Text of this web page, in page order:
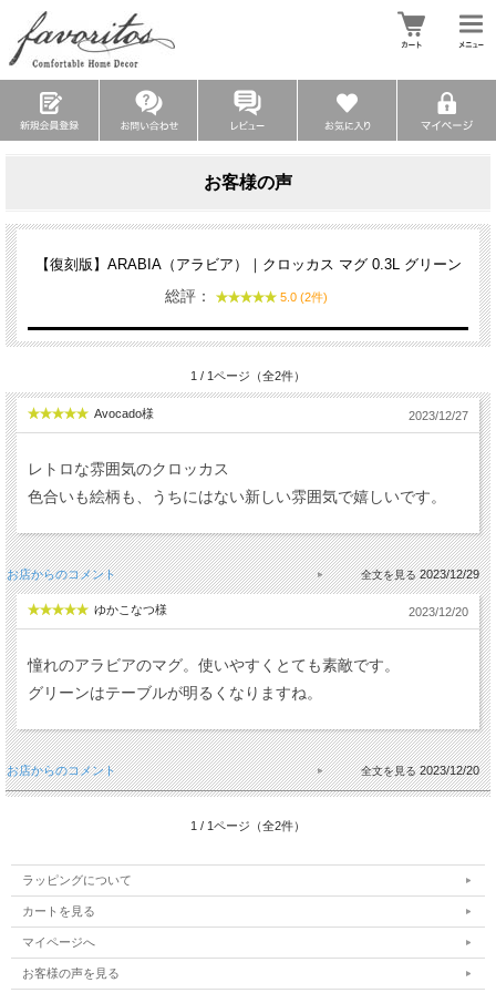
お客様の声
【復刻版】ARABIA（アラビア）｜クロッカス マグ 0.3L グリーン
総評： 5.0 (2件)
1 / 1ページ（全2件）
Avocado様 2023/12/27
レトロな雰囲気のクロッカス
色合いも絵柄も、うちにはない新しい雰囲気で嬉しいです。
お店からのコメント 2023/12/29
ゆかこなつ様 2023/12/20
憧れのアラビアのマグ。使いやすくとても素敵です。
グリーンはテーブルが明るくなりますね。
お店からのコメント 2023/12/20
1 / 1ページ（全2件）
ラッピングについて
カートを見る
マイページへ
お客様の声を見る